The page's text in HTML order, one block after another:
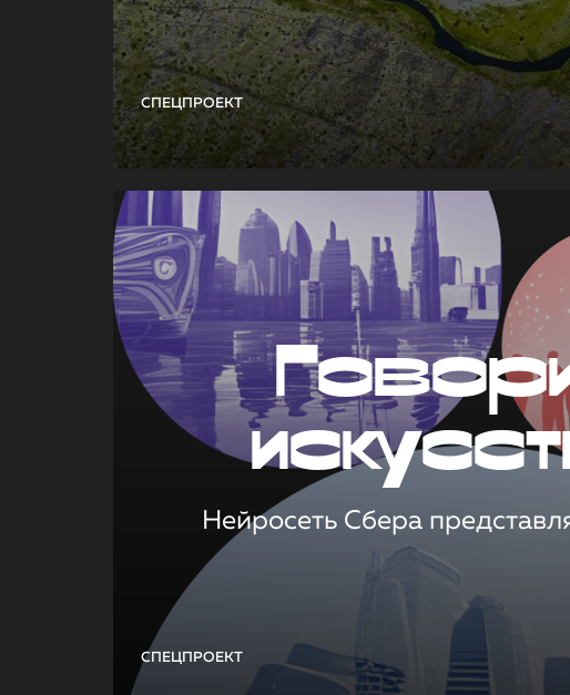
СПЕЦПРОЕКТ
СПЕЦПРОЕКТ
Нейросеть Сбера